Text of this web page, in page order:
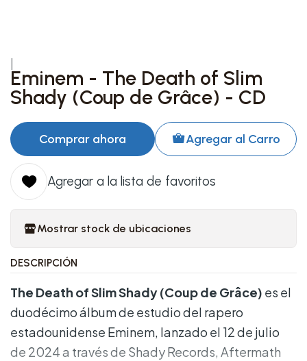
Eminem - The Death of Slim
Shady (Coup de Grâce) - CD
Agregar al Carro
Comprar ahora
Agregar a la lista de favoritos
Mostrar stock de ubicaciones
DESCRIPCIÓN
The Death of Slim Shady (Coup de Grâce) es el
duodécimo álbum de estudio del rapero
estadounidense Eminem, lanzado el 12 de julio
de 2024 a través de Shady Records, Aftermath